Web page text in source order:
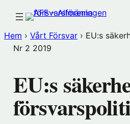
innehåll
Hem › Vårt Försvar › EU:s
Nr 2 2019
EU:s